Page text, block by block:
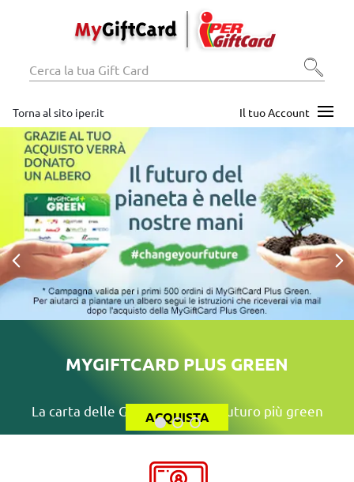
Torna al sito iper.it Il tuo Account
MYGIFTCARD PLUS GREEN
La carta delle Gift Card per un futuro più green
ACQUISTA